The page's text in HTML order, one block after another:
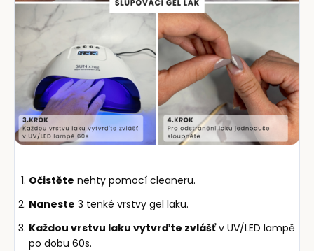
Očistěte nehty pomocí cleaneru.
Naneste 3 tenké vrstvy gel laku.
Každou vrstvu laku vytvrďte zvlášťv UV/LED lampě
po dobu 60s.